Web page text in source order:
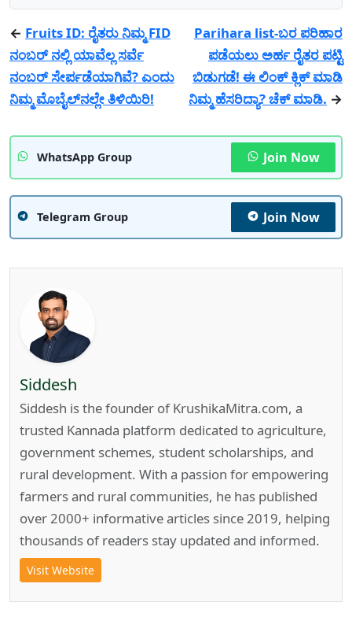
← Fruits ID: ರೈತರು ನಿಮ್ಮ FID
ನಂಬರ್ ನಲ್ಲಿ ಯಾವೆಲ್ಲ ಸರ್ವೆ
ನಂಬರ್ ಸೇರ್ಪಡೆಯಾಗಿವೆ? ಎಂದು
ನಿಮ್ಮ ಮೊಬೈಲ್‌ನಲ್ಲೇ ತಿಳಿಯಿರಿ!
Parihara list-ಬರ ಪರಿಹಾರ
ಪಡೆಯಲು ಅರ್ಹ ರೈತರ ಪಟ್ಟಿ
ಬಿಡುಗಡೆ! ಈ ಲಿಂಕ್ ಕ್ಲಿಕ್ ಮಾಡಿ
ನಿಮ್ಮ ಹೆಸರಿದ್ಯಾ? ಚೆಕ್ ಮಾಡಿ. →
WhatsApp Group Join Now
Telegram Group Join Now
Siddesh
Siddesh is the founder of KrushikaMitra.com, a
trusted Kannada platform dedicated to agriculture,
government schemes, student scholarships, and
rural development. With a passion for empowering
farmers and rural communities, he has published
over 2000+ informative articles since 2019, helping
thousands of readers stay updated and informed.
Visit Website